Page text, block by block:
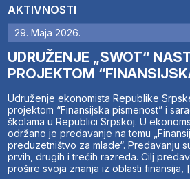
AKTIVNOSTI
29. Maja 2026.
UDRUŽENJE „SWOT“
PROJEKTOM
Udruženje ekonomista Republike
projektom “Finansijska pismenost” i
školama u Republici Srpskoj. U
održano je predavanje na temu
preduzetništvo za mlade“. Predavanju
prvih, drugih i trećih razreda. Cilj
prošire svoja znanja iz oblasti finansija,